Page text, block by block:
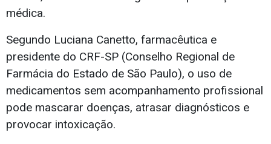
médica.
Segundo Luciana Canetto, farmacêutica e
presidente do CRF-SP (Conselho Regional de
Farmácia do Estado de São Paulo), o uso de
medicamentos sem acompanhamento profissional
pode mascarar doenças, atrasar diagnósticos e
provocar intoxicação.